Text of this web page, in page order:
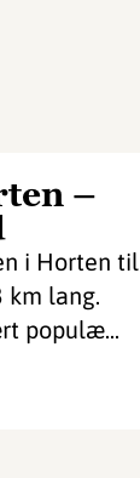
–
i Horten til
km lang.
populæ...